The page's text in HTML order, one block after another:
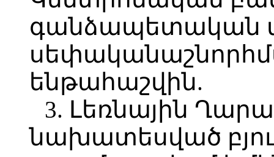
գանձապետական
ենթահաշվին.
3. Լեռնային
նախատեսված